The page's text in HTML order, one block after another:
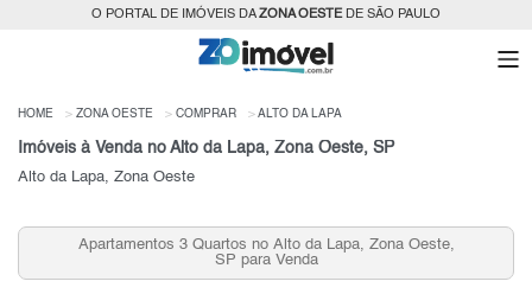
O PORTAL DE IMÓVEIS DAZONA OESTEDE SÃO PAULO
HOME ZONA OESTE COMPRAR ALTO DA LAPA
Imóveis à Venda no Alto da Lapa, Zona Oeste, SP
Alto da Lapa, Zona Oeste
Apartamentos 3 Quartos no Alto da Lapa, Zona Oeste,
SP para Venda